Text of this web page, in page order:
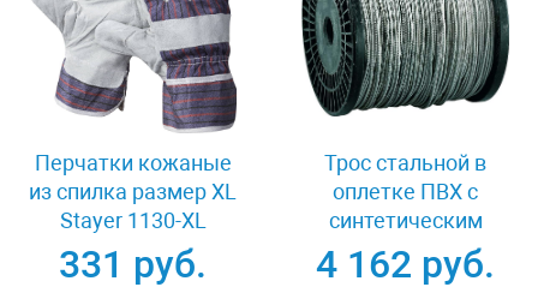
Перчатки кожаные
из спилка размер XL
Stayer 1130-XL
331 руб.
Трос стальной в
оплетке ПВХ с
синтетическим
сердечником 1/2 мм
200 м DIN 3055 Зубр
4 162 руб.